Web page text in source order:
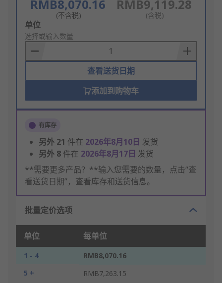
RMB8,070.16
(不含税)
RMB9,119.28
(含税)
Add
to
Basket
单位
选择或输入数量
查看送货日期
添加到购物车
有库存
另外 21 件在 2026年8月10日 发货
另外 8 件在 2026年8月17日 发货
**需要更多产品？**输入您需要的数量，点击“查
看送货日期”，查看库存和送货信息。
批量定价选项
单位 每单位
1 - 4
RMB8,070.16
5 +
RMB7,263.15